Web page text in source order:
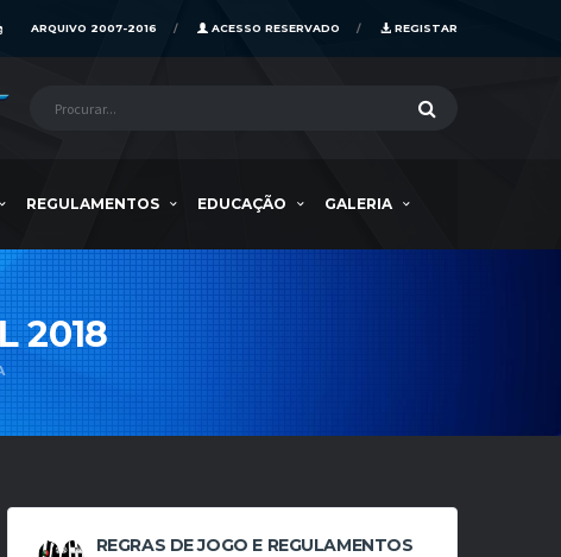
REGISTAR
ACESSO RESERVADO
ARQUIVO 2007-2016
REGULAMENTOS EDUCAÇÃO GALERIA
2018
REGRAS DE JOGO E REGULAMENTOS